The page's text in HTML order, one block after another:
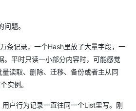
题。
条记录，一个Hash里放了大量字段，一
。平时只读一小部分内容时，可能感觉
读取、删除、迁移、备份或者主从同
实例。
户行为记录一直往同一个List里写。刚